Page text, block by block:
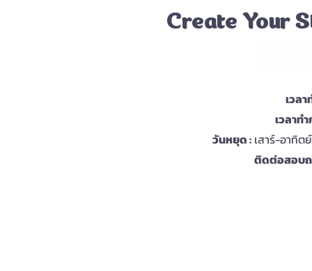
Create Your
เวลา
เวลาท
วันหยุด : เสาร์-อาทิต
ติดต่อสอบ